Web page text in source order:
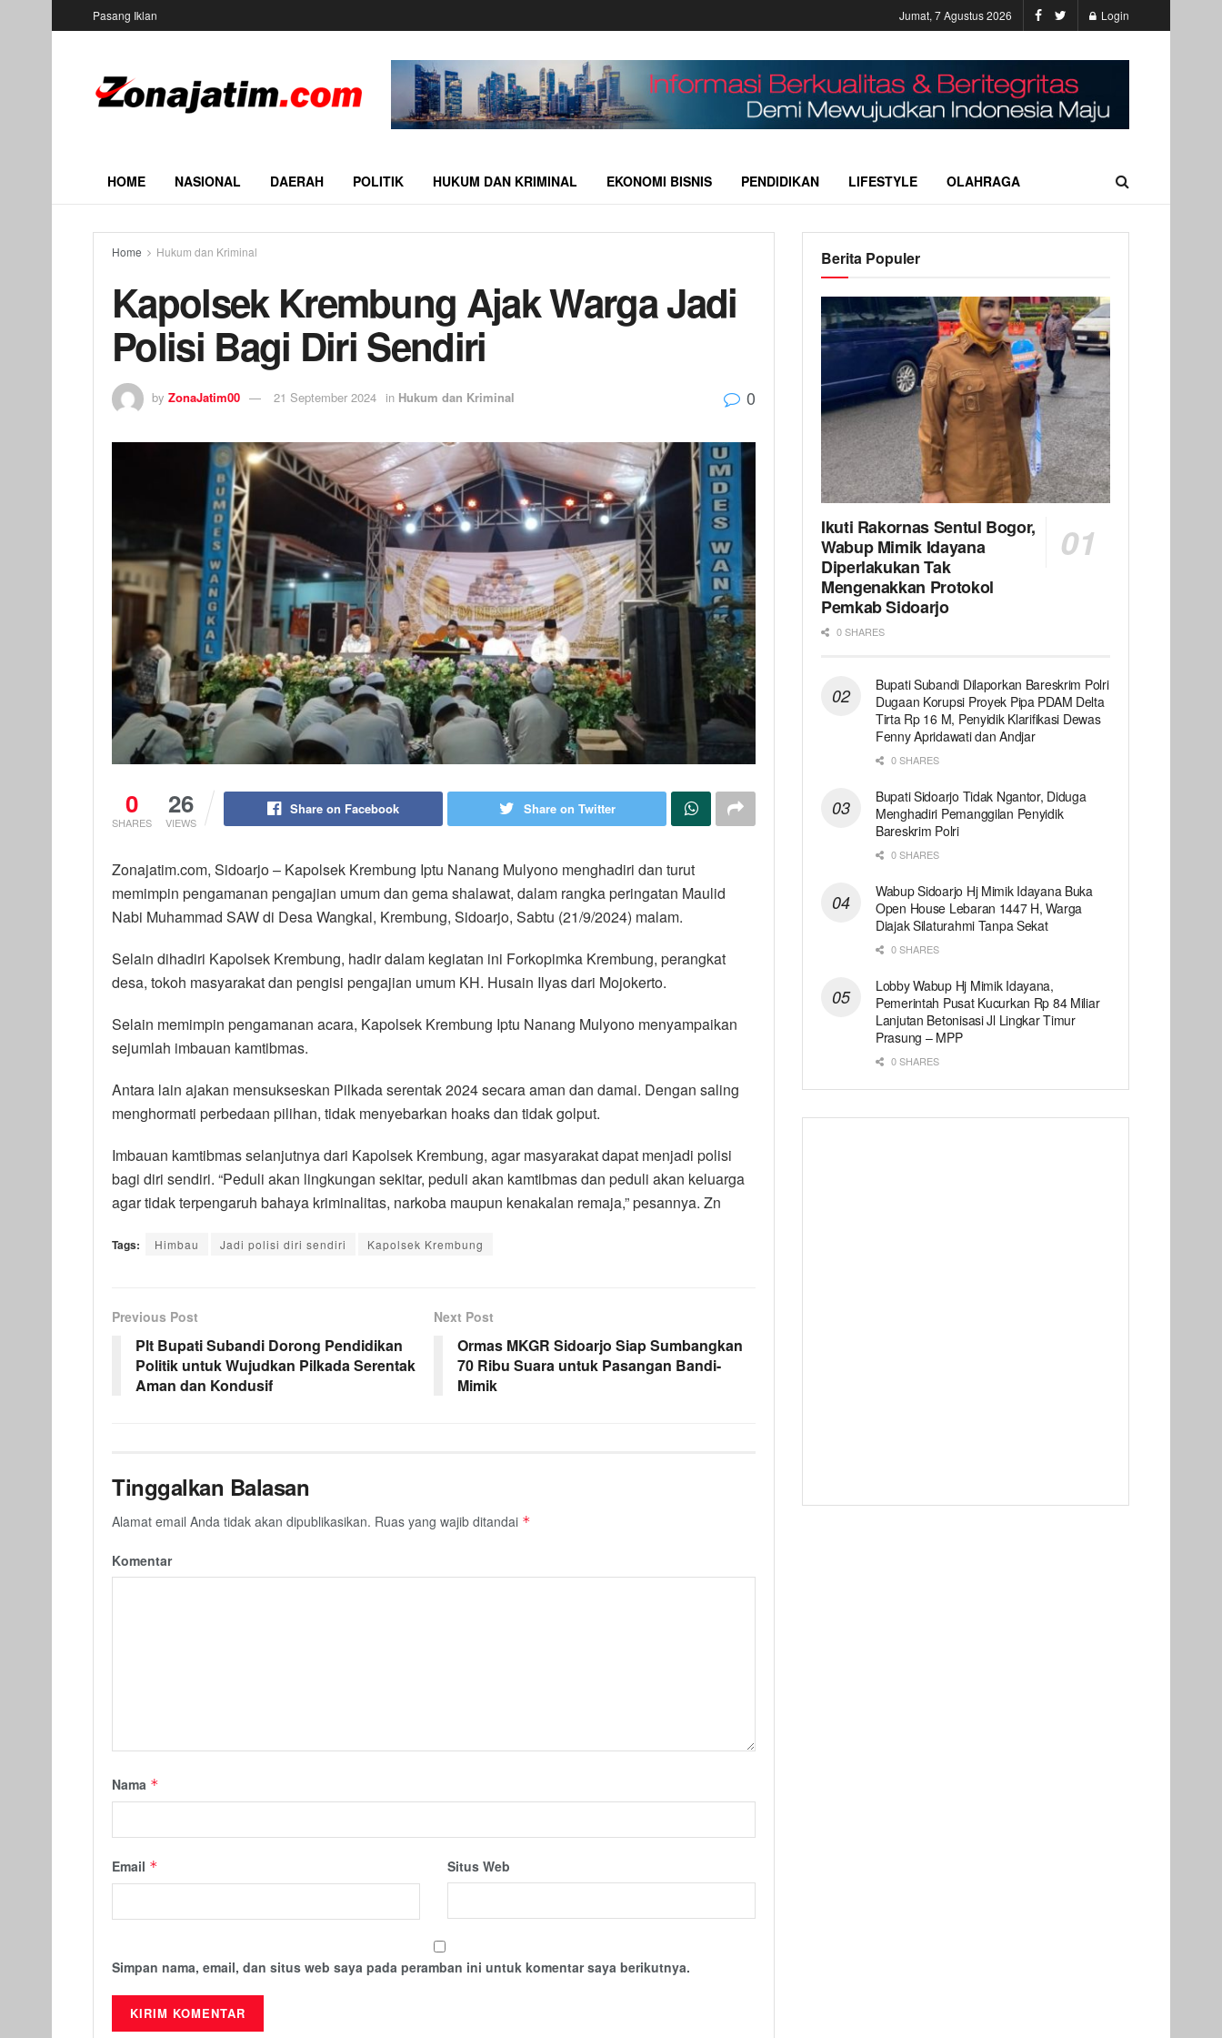
Pasang Iklan Jumat, 7 Agustus 2026 Login
HOME NASIONAL DAERAH POLITIK HUKUM DAN KRIMINAL EKONOMI BISNIS PENDIDIKAN LIFESTYLE OLAHRAGA
Home Hukum dan Kriminal
Kapolsek Krembung Ajak Warga Jadi
Polisi Bagi Diri Sendiri
by ZonaJatim00 21 September 2024 in Hukum dan Kriminal 0
0
SHARES
26
VIEWS
Share on Facebook Share on Twitter
Zonajatim.com, Sidoarjo – Kapolsek Krembung Iptu Nanang Mulyono menghadiri dan turut
memimpin pengamanan pengajian umum dan gema shalawat, dalam rangka peringatan Maulid
Nabi Muhammad SAW di Desa Wangkal, Krembung, Sidoarjo, Sabtu (21/9/2024) malam.
Selain dihadiri Kapolsek Krembung, hadir dalam kegiatan ini Forkopimka Krembung, perangkat
desa, tokoh masyarakat dan pengisi pengajian umum KH. Husain Ilyas dari Mojokerto.
Selain memimpin pengamanan acara, Kapolsek Krembung Iptu Nanang Mulyono menyampaikan
sejumlah imbauan kamtibmas.
Antara lain ajakan mensukseskan Pilkada serentak 2024 secara aman dan damai. Dengan saling
menghormati perbedaan pilihan, tidak menyebarkan hoaks dan tidak golput.
Imbauan kamtibmas selanjutnya dari Kapolsek Krembung, agar masyarakat dapat menjadi polisi
bagi diri sendiri. “Peduli akan lingkungan sekitar, peduli akan kamtibmas dan peduli akan keluarga
agar tidak terpengaruh bahaya kriminalitas, narkoba maupun kenakalan remaja,” pesannya. Zn
Tags: Himbau Jadi polisi diri sendiri Kapolsek Krembung
Previous Post
Plt Bupati Subandi Dorong Pendidikan
Politik untuk Wujudkan Pilkada Serentak
Aman dan Kondusif
Next Post
Ormas MKGR Sidoarjo Siap Sumbangkan
70 Ribu Suara untuk Pasangan Bandi-
Mimik
Tinggalkan Balasan
Alamat email Anda tidak akan dipublikasikan. Ruas yang wajib ditandai *
Komentar
Nama *
Email * Situs Web
Simpan nama, email, dan situs web saya pada peramban ini untuk komentar saya berikutnya.
Berita Populer
Ikuti Rakornas Sentul Bogor,
Wabup Mimik Idayana
Diperlakukan Tak
Mengenakkan Protokol
Pemkab Sidoarjo
0 SHARES
Bupati Subandi Dilaporkan Bareskrim Polri
Dugaan Korupsi Proyek Pipa PDAM Delta
Tirta Rp 16 M, Penyidik Klarifikasi Dewas
Fenny Apridawati dan Andjar
0 SHARES
Bupati Sidoarjo Tidak Ngantor, Diduga
Menghadiri Pemanggilan Penyidik
Bareskrim Polri
0 SHARES
Wabup Sidoarjo Hj Mimik Idayana Buka
Open House Lebaran 1447 H, Warga
Diajak Silaturahmi Tanpa Sekat
0 SHARES
Lobby Wabup Hj Mimik Idayana,
Pemerintah Pusat Kucurkan Rp 84 Miliar
Lanjutan Betonisasi Jl Lingkar Timur
Prasung – MPP
0 SHARES